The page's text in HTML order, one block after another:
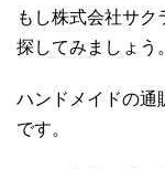
もし株式会社サ
探してみましょう。
ハンドメイドの通
です。